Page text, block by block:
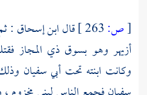
[ص: قالابن إسحاق :
أزيهر وهو بسوق ذي المجاز
وكانت ابنته تحت أبي سفيان